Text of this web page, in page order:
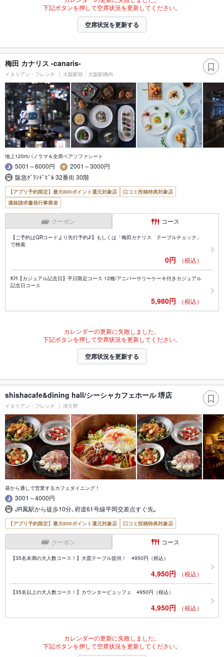
下記ボタンを押して空席状況を更新してください。
空席状況を更新する
梅田 カナリス -canaris-
イタリアン・フレンチ 大阪駅前・大阪駅構内
地上120mパノラマ＆全席ペアソファシート
5001～6000円
2001～3000円
阪急ｸﾞﾗﾝﾄﾞﾋﾞﾙ 32番街 30階
【アプリ予約限定】最大800ポイント還元対象店
口コミ投稿特典対象店
適格請求書発行事業者
クーポン コース
【ご予約はQRコードより先行予約♪】もしくは「梅田カナリス テーブルチェック」
で検索
0円 （税込）
KH【カジュアル記念日】平日限定コース 12種/アニバーサリーケーキ付きカジュアル
記念日コース
5,980円 （税込）
カレンダーの更新に失敗しました。
下記ボタンを押して空席状況を更新してください。
空席状況を更新する
shishacafe&dining hall/シーシャカフェホール 堺店
イタリアン・フレンチ 津久野
昼から通しで営業するカフェダイニング！
3001～4000円
JR鳳駅から徒歩10分､府道61号線平岡交差点すぐ先｡
【アプリ予約限定】最大800ポイント還元対象店 口コミ投稿特典対象店
クーポン コース
【35名未満の大人数コース！】大皿テーブル提供！ 4950円（税込）
4,950円 （税込）
【35名以上の大人数コース！】カウンタービュッフェ 4950円（税込）
4,950円 （税込）
カレンダーの更新に失敗しました。
下記ボタンを押して空席状況を更新してください。